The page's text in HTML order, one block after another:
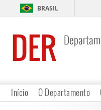
BRASIL
DER
Início O Departamento